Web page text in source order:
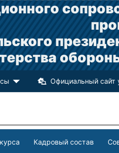
Официальный сайт
Кадровый состав